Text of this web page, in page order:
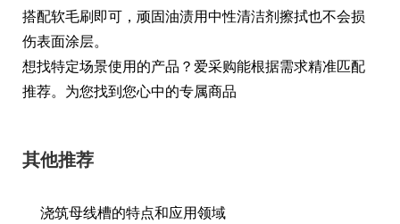
搭配软毛刷即可，顽固油渍用中性清洁剂擦拭也不会损
伤表面涂层。
想找特定场景使用的产品？爱采购能根据需求精准匹配
推荐。为您找到您心中的专属商品
其他推荐
浇筑母线槽的特点和应用领域